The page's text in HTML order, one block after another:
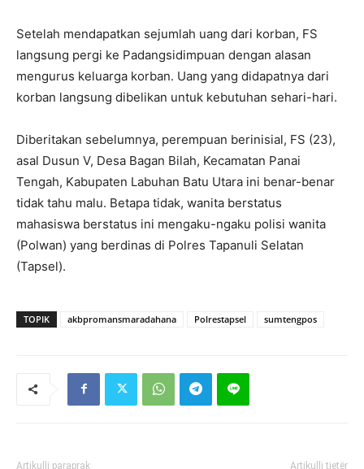
Setelah mendapatkan sejumlah uang dari korban, FS
langsung pergi ke Padangsidimpuan dengan alasan
mengurus keluarga korban. Uang yang didapatnya dari
korban langsung dibelikan untuk kebutuhan sehari-hari.
Diberitakan sebelumnya, perempuan berinisial, FS (23),
asal Dusun V, Desa Bagan Bilah, Kecamatan Panai
Tengah, Kabupaten Labuhan Batu Utara ini benar-benar
tidak tahu malu. Betapa tidak, wanita berstatus
mahasiswa berstatus ini mengaku-ngaku polisi wanita
(Polwan) yang berdinas di Polres Tapanuli Selatan
(Tapsel).
TOPIK akbpromansmaradahana Polrestapsel sumtengpos
Artikulli paraprak Artikulli tjetër